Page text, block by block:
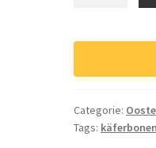
Käferbonen
HoReCA:
x
blik
Categorie:
Tags: käferbonen